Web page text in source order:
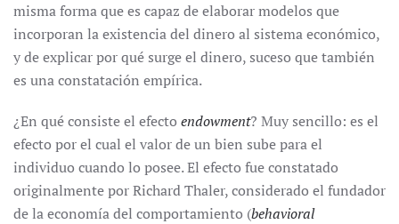
misma forma que es capaz de elaborar modelos que
incorporan la existencia del dinero al sistema económico,
y de explicar por qué surge el dinero, suceso que también
es una constatación empírica.
¿En qué consiste el efecto endowment? Muy sencillo: es el
efecto por el cual el valor de un bien sube para el
individuo cuando lo posee. El efecto fue constatado
originalmente por Richard Thaler, considerado el fundador
de la economía del comportamiento (behavioral